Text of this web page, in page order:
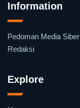
Information
Pedoman Media Siber
Redaksi
Explore